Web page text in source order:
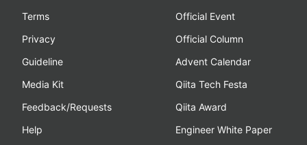
Terms
Privacy
Guideline
Media Kit
Feedback/Requests
Help
Official Event
Official Column
Advent Calendar
Qiita Tech Festa
Qiita Award
Engineer White Paper